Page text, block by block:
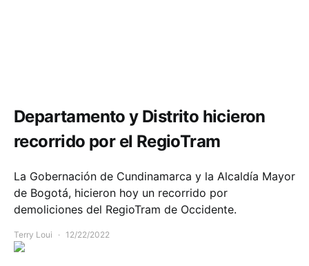
Departamento y Distrito hicieron
recorrido por el RegioTram
La Gobernación de Cundinamarca y la Alcaldía Mayor
de Bogotá, hicieron hoy un recorrido por
demoliciones del RegioTram de Occidente.
Terry Loui 12/22/2022